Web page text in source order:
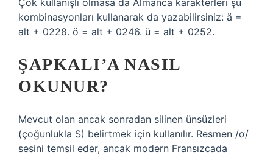
Çok kullanışlı olmasa da Almanca karakterleri şu
kombinasyonları kullanarak da yazabilirsiniz: ä =
alt + 0228. ö = alt + 0246. ü = alt + 0252.
ŞAPKALI’A NASIL
OKUNUR?
Mevcut olan ancak sonradan silinen ünsüzleri
(çoğunlukla S) belirtmek için kullanılır. Resmen /ɑ/
sesini temsil eder, ancak modern Fransızcada